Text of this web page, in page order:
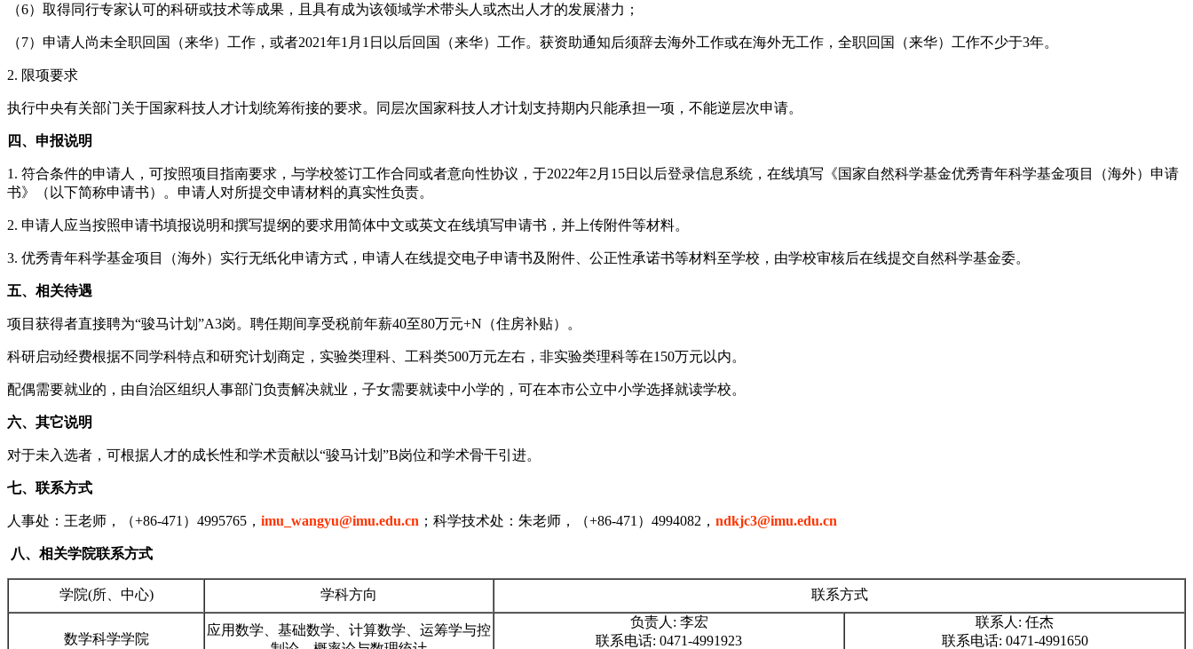
（6）取得同行专家认可的科研或技术等成果，且具有成为该领域学术带头人或杰出人才的发展潜力；
（7）申请人尚未全职回国（来华）工作，或者2021年1月1日以后回国（来华）工作。获资助通知后须辞去海外工作或在海外无工作，全职回国（来华）工作不少于3年。
2. 限项要求
执行中央有关部门关于国家科技人才计划统筹衔接的要求。同层次国家科技人才计划支持期内只能承担一项，不能逆层次申请。
四、申报说明
1. 符合条件的申请人，可按照项目指南要求，与学校签订工作合同或者意向性协议，于2022年2月15日以后登录信息系统，在线填写《国家自然科学基金优秀青年科学基金项目（海外）申请
书》（以下简称申请书）。申请人对所提交申请材料的真实性负责。
2. 申请人应当按照申请书填报说明和撰写提纲的要求用简体中文或英文在线填写申请书，并上传附件等材料。
3. 优秀青年科学基金项目（海外）实行无纸化申请方式，申请人在线提交电子申请书及附件、公正性承诺书等材料至学校，由学校审核后在线提交自然科学基金委。
五、相关待遇
项目获得者直接聘为“骏马计划”A3岗。聘任期间享受税前年薪40至80万元+N（住房补贴）。
科研启动经费根据不同学科特点和研究计划商定，实验类理科、工科类500万元左右，非实验类理科等在150万元以内。
配偶需要就业的，由自治区组织人事部门负责解决就业，子女需要就读中小学的，可在本市公立中小学选择就读学校。
六、其它说明
对于未入选者，可根据人才的成长性和学术贡献以“骏马计划”B岗位和学术骨干引进。
七、联系方式
人事处：王老师，（+86-471）4995765， imu_wangyu@imu.edu.cn ；科学技术处：朱老师，（+86-471）4994082， ndkjc3@imu.edu.cn
八、相关学院联系方式
学院(所、中心) 学科方向 联系方式
数学科学学院
应用数学、基础数学、计算数学、运筹学与控
负责人: 李宏
联系电话: 0471-4991923
联系人: 任杰
联系电话: 0471-4991650